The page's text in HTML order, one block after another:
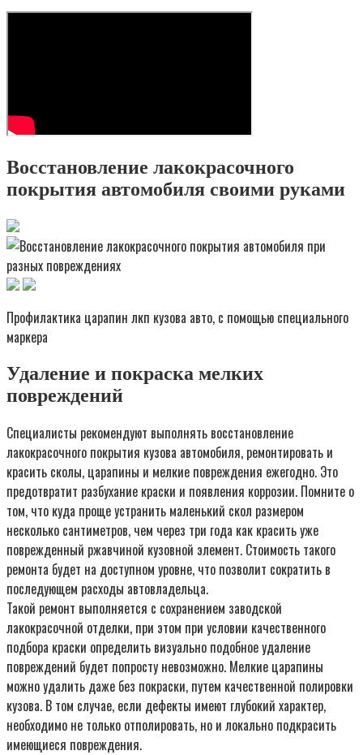
Восстановление лакокрасочного
покрытия автомобиля своими руками
Профилактика царапин лкп кузова авто, с помощью специального
маркера
Удаление и покраска мелких
повреждений
Специалисты рекомендуют выполнять восстановление
лакокрасочного покрытия кузова автомобиля, ремонтировать и
красить сколы, царапины и мелкие повреждения ежегодно. Это
предотвратит разбухание краски и появления коррозии. Помните о
том, что куда проще устранить маленький скол размером
несколько сантиметров, чем через три года как красить уже
поврежденный ржавчиной кузовной элемент. Стоимость такого
ремонта будет на доступном уровне, что позволит сократить в
последующем расходы автовладельца.
Такой ремонт выполняется с сохранением заводской
лакокрасочной отделки, при этом при условии качественного
подбора краски определить визуально подобное удаление
повреждений будет попросту невозможно. Мелкие царапины
можно удалить даже без покраски, путем качественной полировки
кузова. В том случае, если дефекты имеют глубокий характер,
необходимо не только отполировать, но и локально подкрасить
имеющиеся повреждения.